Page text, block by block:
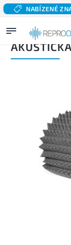
NABÍZENÉ
Domů/ Příslušenství/